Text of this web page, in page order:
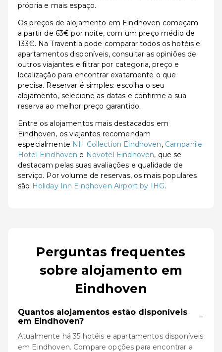
própria e mais espaço.
Os preços de alojamento em Eindhoven começam
a partir de 63€ por noite, com um preço médio de
133€. Na Traventia pode comparar todos os hotéis e
apartamentos disponíveis, consultar as opiniões de
outros viajantes e filtrar por categoria, preço e
localização para encontrar exatamente o que
precisa. Reservar é simples: escolha o seu
alojamento, selecione as datas e confirme a sua
reserva ao melhor preço garantido.
Entre os alojamentos mais destacados em
Eindhoven, os viajantes recomendam
especialmente NH Collection Eindhoven, Campanile
Hotel Eindhoven e Novotel Eindhoven, que se
destacam pelas suas avaliações e qualidade de
serviço. Por volume de reservas, os mais populares
são Holiday Inn Eindhoven Airport by IHG.
Perguntas frequentes
sobre alojamento em
Eindhoven
Quantos alojamentos estão disponíveis
em Eindhoven?
−
Atualmente há 35 hotéis e apartamentos disponíveis
em Eindhoven. Compare opções para encontrar a